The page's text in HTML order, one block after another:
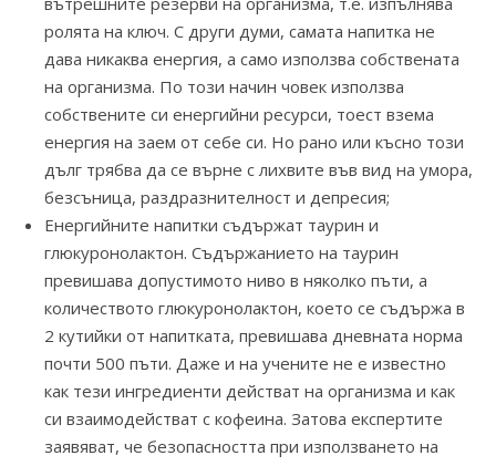
ролята на ключ. С други думи, самата напитка не
дава никаква енергия, а само използва собствената
на организма. По този начин човек използва
собствените си енергийни ресурси, тоест взема
енергия на заем от себе си. Но рано или късно този
дълг трябва да се върне с лихвите във вид на умора,
безсъница, раздразнителност и депресия;
Енергийните напитки съдържат таурин и
глюкуронолактон. Съдържанието на таурин
превишава допустимото ниво в няколко пъти, а
количеството глюкуронолактон, което се съдържа в
2 кутийки от напитката, превишава дневната норма
почти 500 пъти. Даже и на учените не е известно
как тези ингредиенти действат на организма и как
си взаимодействат с кофеина. Затова експертите
заявяват, че безопасността при използването на